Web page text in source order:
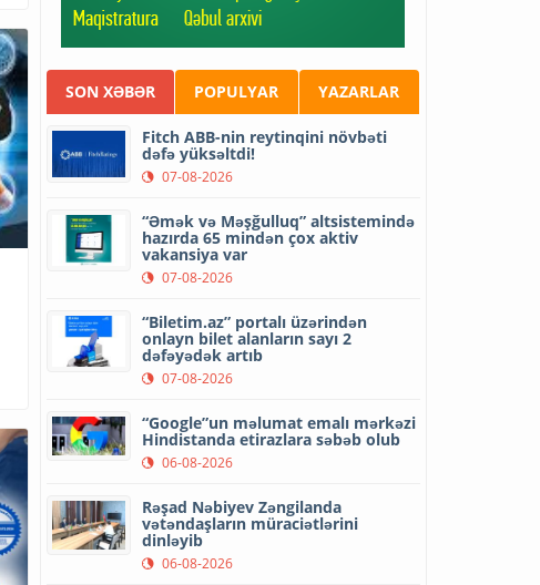
SON XƏBƏR POPULYAR YAZARLAR
Fitch ABB-nin reytinqini növbəti
dəfə yüksəltdi!
07-08-2026
“Əmək və Məşğulluq” altsistemində
hazırda 65 mindən çox aktiv
vakansiya var
07-08-2026
“Biletim.az” portalı üzərindən
onlayn bilet alanların sayı 2
dəfəyədək artıb
07-08-2026
“Google”un məlumat emalı mərkəzi
Hindistanda etirazlara səbəb olub
06-08-2026
Rəşad Nəbiyev Zəngilanda
vətəndaşların müraciətlərini
dinləyib
06-08-2026